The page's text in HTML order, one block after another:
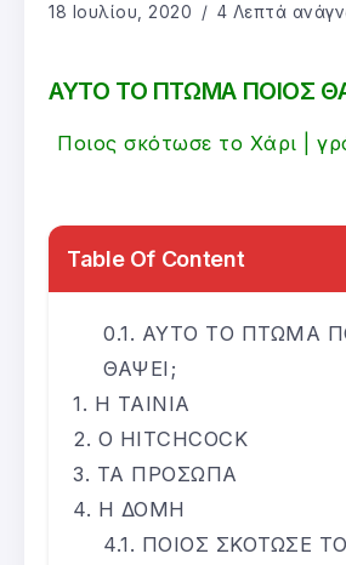
18 Ιουλίου, 2020 4 Λεπτά
ΑΥΤΟ ΤΟ ΠΤΩΜΑ ΠΟΙΟΣ
Ποιος σκότωσε το Χάρι |
Table Of Content
ΑΥΤΟ ΤΟ ΠΤΩΜΑ
ΘΑΨΕΙ;
Η ΤΑΙΝΙΑ
Ο HITCHCOCK
ΤΑ ΠΡΟΣΩΠΑ
Η ΔΟΜΗ
ΠΟΙΟΣ ΣΚΟΤΩΣΕ